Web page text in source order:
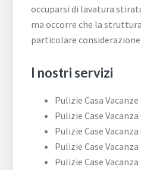
occuparsi di lavatura
ma occorre che la
particolare considerazione.
I nostri servizi
Pulizie Casa Vacanze
Pulizie Case
Pulizie Case
Pulizie Case
Pulizie Case